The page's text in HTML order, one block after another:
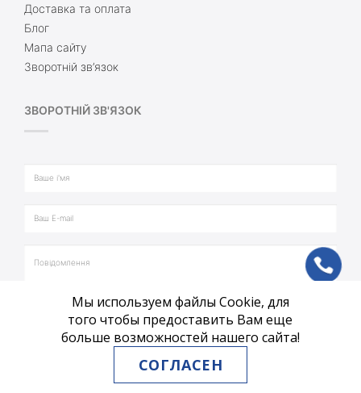
Доставка та оплата
Блог
Мапа сайту
Зворотній зв’язок
ЗВОРОТНІЙ ЗВ'ЯЗОК
ВІДПРАВИТИ
ph
Мы используем файлы Cookie, для
того чтобы предоставить Вам еще
больше возможностей нашего сайта!
СОГЛАСЕН